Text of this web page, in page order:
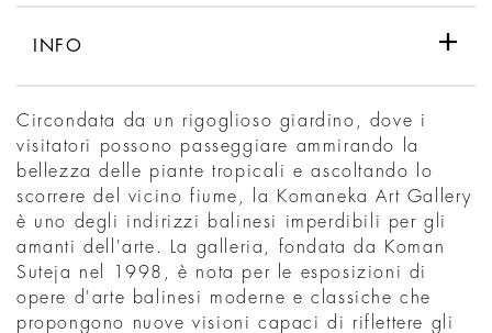
INFO
Circondata da un rigoglioso giardino, dove i
visitatori possono passeggiare ammirando la
bellezza delle piante tropicali e ascoltando lo
scorrere del vicino fiume, la Komaneka Art Gallery
è uno degli indirizzi balinesi imperdibili per gli
amanti dell'arte. La galleria, fondata da Koman
Suteja nel 1998, è nota per le esposizioni di
opere d'arte balinesi moderne e classiche che
propongono nuove visioni capaci di riflettere gli